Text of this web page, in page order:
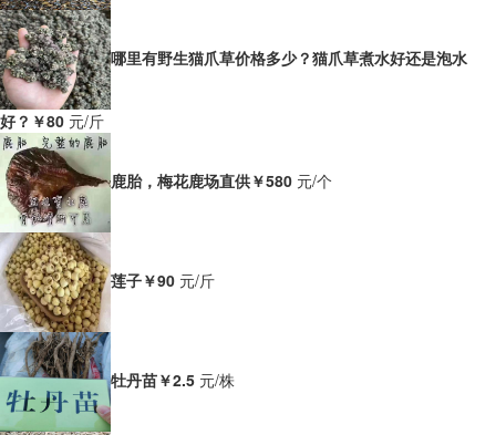
哪里有野生猫爪草价格多少？猫爪草煮水好还是泡水
好？ ￥80 元/斤
鹿胎，梅花鹿场直供￥580 元/个
莲子￥90 元/斤
牡丹苗￥2.5 元/株